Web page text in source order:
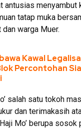
antusias menyambut
tatap muka
warga Muer.
Kawal
Percontohan
salah satu tokoh
dan terimakasih
Mo’ berupa sosok